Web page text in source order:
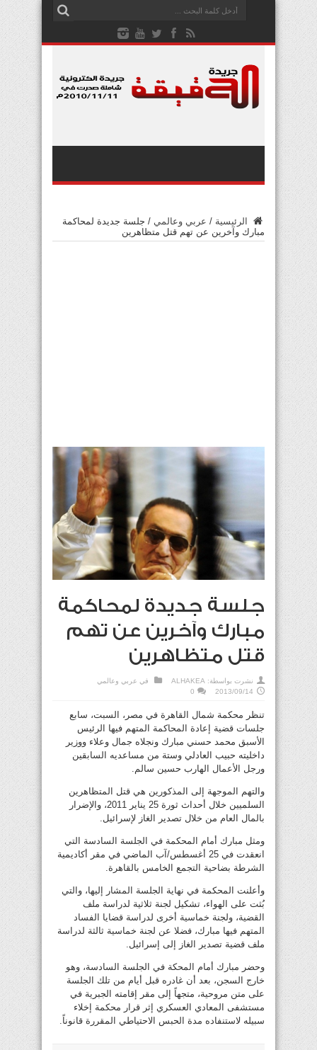
الرئيسية / عربي وعالمي / جلسة جديدة لمحاكمة
مبارك وآخرين عن تهم قتل متظاهرين
جلسة جديدة لمحاكمة
مبارك وآخرين عن تهم
قتل متظاهرين
نشرت بواسطة: ALHAKEA في عربي وعالمي
2013/09/14
0
تنظر محكمة شمال القاهرة في مصر، السبت، سابع
جلسات قضية إعادة المحاكمة المتهم فيها الرئيس
الأسبق محمد حسني مبارك ونجلاه جمال وعلاء ووزير
داخليته حبيب العادلي وستة من مساعديه السابقين
ورجل الأعمال الهارب حسين سالم.
والتهم الموجهة إلى المذكورين هي قتل المتظاهرين
السلميين خلال أحداث ثورة 25 يناير 2011، والإضرار
بالمال العام من خلال تصدير الغاز لإسرائيل.
ومثل مبارك أمام المحكمة في الجلسة السادسة التي
انعقدت في 25 أغسطس/آب الماضي في مقر أكاديمية
الشرطة بضاحية التجمع الخامس بالقاهرة.
وأعلنت المحكمة في نهاية الجلسة المشار إليها، والتي
بُثت على الهواء، تشكيل لجنة ثلاثية لدراسة ملف
القضية، ولجنة خماسية أخرى لدراسة قضايا الفساد
المتهم فيها مبارك، فضلا عن لجنة خماسية ثالثة لدراسة
ملف قضية تصدير الغاز إلى إسرائيل.
وحضر مبارك أمام المحكة في الجلسة السادسة، وهو
خارج السجن، بعد أن غادره قبل أيام من تلك الجلسة
على متن مروحية، متجهاً إلى مقر إقامته الجبرية في
مستشفى المعادي العسكري إثر قرار محكمة إخلاء
سبيله لاستنفاده مدة الحبس الاحتياطي المقررة قانوناً.